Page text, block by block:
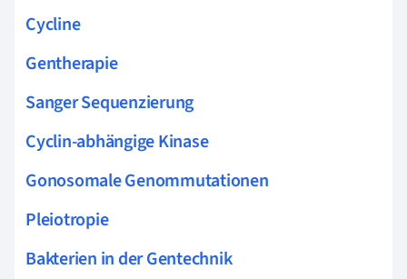
Cycline
Gentherapie
Sanger Sequenzierung
Cyclin-abhängige Kinase
Gonosomale Genommutationen
Pleiotropie
Bakterien in der Gentechnik